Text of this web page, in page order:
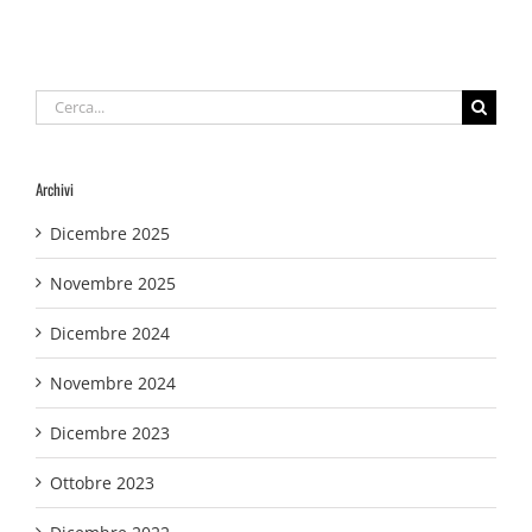
Cerca
per:
Archivi
Dicembre 2025
Novembre 2025
Dicembre 2024
Novembre 2024
Dicembre 2023
Ottobre 2023